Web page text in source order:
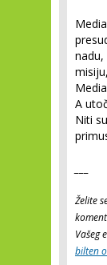
A
Niti
Želite
Vašeg
bilten